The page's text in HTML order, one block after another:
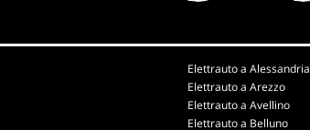
Elettrauto a Alessandria
Elettrauto a Arezzo
Elettrauto a Avellino
Elettrauto a Belluno